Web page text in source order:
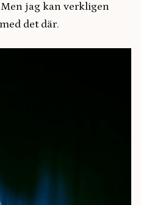
jag kan verkligen
det där.